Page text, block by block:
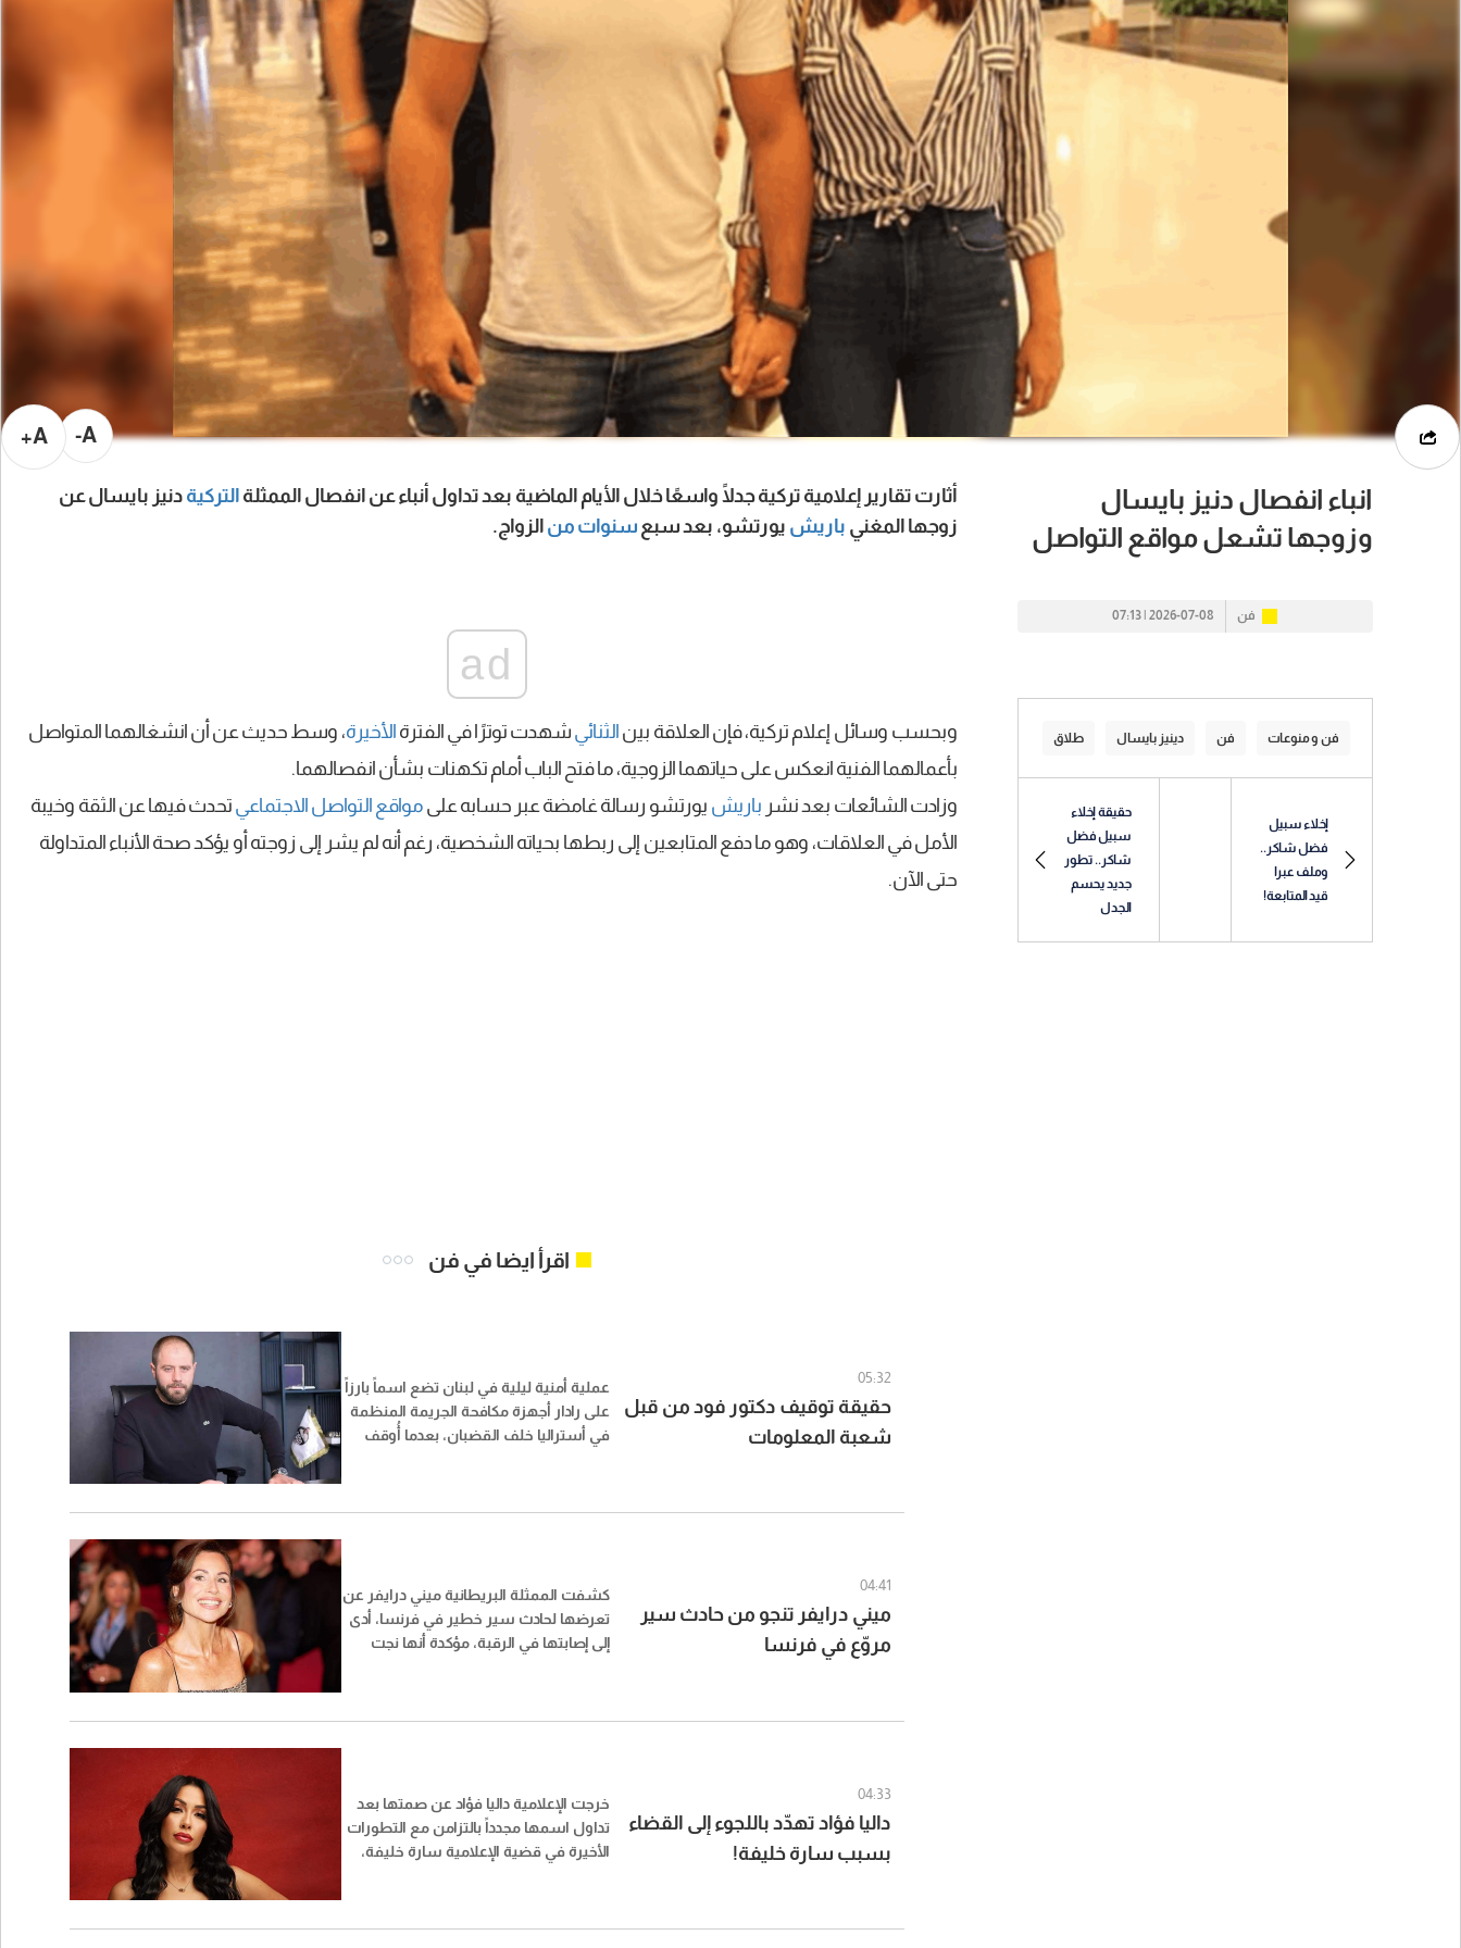
A-
A+
انباء انفصال دنيز بايسال
وزوجها تشعل مواقع التواصل
فن 2026-07-08 | 07:13
فن و منوعات فن دينيز بايسال طلاق
إخلاء سبيل
فضل شاكر..
وملف عبرا
قيد المتابعة!
حقيقة إخلاء
سبيل فضل
شاكر.. تطور
جديد يحسم
الجدل
أثارت تقارير إعلامية تركية جدلًا واسعًا خلال الأيام الماضية بعد تداول أنباء عن انفصال الممثلة التركية دنيز بايسال عن
زوجها المغني باريش يورتشو، بعد سبع سنوات من الزواج.
ad
وبحسب وسائل إعلام تركية، فإن العلاقة بين الثنائي شهدت توترًا في الفترة الأخيرة، وسط حديث عن أن انشغالهما المتواصل
بأعمالهما الفنية انعكس على حياتهما الزوجية، ما فتح الباب أمام تكهنات بشأن انفصالهما.
وزادت الشائعات بعد نشر باريش يورتشو رسالة غامضة عبر حسابه على مواقع التواصل الاجتماعي تحدث فيها عن الثقة وخيبة
الأمل في العلاقات، وهو ما دفع المتابعين إلى ربطها بحياته الشخصية، رغم أنه لم يشر إلى زوجته أو يؤكد صحة الأنباء المتداولة
حتى الآن.
اقرأ ايضا في فن
05:32
حقيقة توقيف دكتور فود من قبل
شعبة المعلومات
عملية أمنية ليلية في لبنان تضع اسماً بارزاً
على رادار أجهزة مكافحة الجريمة المنظمة
في أستراليا خلف القضبان، بعدما أُوقف
04:41
ميني درايفر تنجو من حادث سير
مروّع في فرنسا
كشفت الممثلة البريطانية ميني درايفر عن
تعرضها لحادث سير خطير في فرنسا، أدى
إلى إصابتها في الرقبة، مؤكدة أنها نجت
04:33
داليا فؤاد تهدّد باللجوء إلى القضاء
بسبب سارة خليفة!
خرجت الإعلامية داليا فؤاد عن صمتها بعد
تداول اسمها مجدداً بالتزامن مع التطورات
الأخيرة في قضية الإعلامية سارة خليفة،